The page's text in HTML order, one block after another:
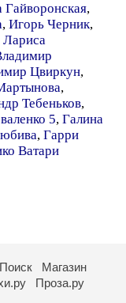
Гайворонская,
, Игорь Черник,
Лариса
Цвиркун,
,
Тебеньков,
5, Галина
, Гарри
Ватари
Поиск
Магазин
Проза.ру